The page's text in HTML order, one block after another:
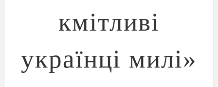
кмітливі
українці милі»